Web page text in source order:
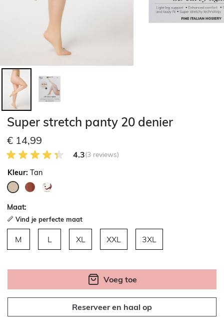
Super stretch panty 20 denier
€ 14,99
4.3 van 5 Klantenbeoordeling
4.3(3 reviews)
Kleur: Tan
Maat:
Vind je perfecte maat
M L XL XXL 3XL
Voeg toe
Reserveer en haal op